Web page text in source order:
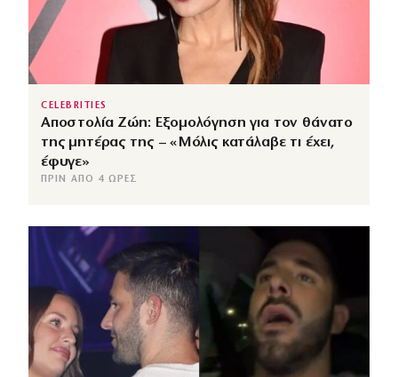
CELEBRITIES
Αποστολία Ζώη: Εξομολόγηση για τον θάνατο
της μητέρας της – «Μόλις κατάλαβε τι έχει,
έφυγε»
ΠΡΙΝ ΑΠΌ 4 ΏΡΕΣ